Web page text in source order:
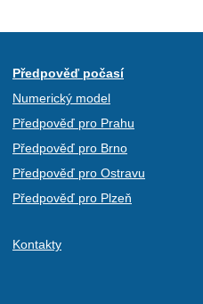
Předpověď počasí
Numerický model
Předpověď pro Prahu
Předpověď pro Brno
Předpověď pro Ostravu
Předpověď pro Plzeň
Kontakty